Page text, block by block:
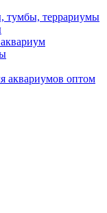
тумбы, террариумы
аквариумов оптом